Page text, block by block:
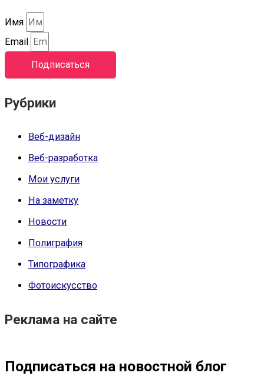
Имя
Email
Подписаться
Рубрики
Веб-дизайн
Веб-разработка
Мои услуги
На заметку
Новости
Полиграфия
Типографика
Фотоискусство
Реклама на сайте
Подписаться на новостной блог